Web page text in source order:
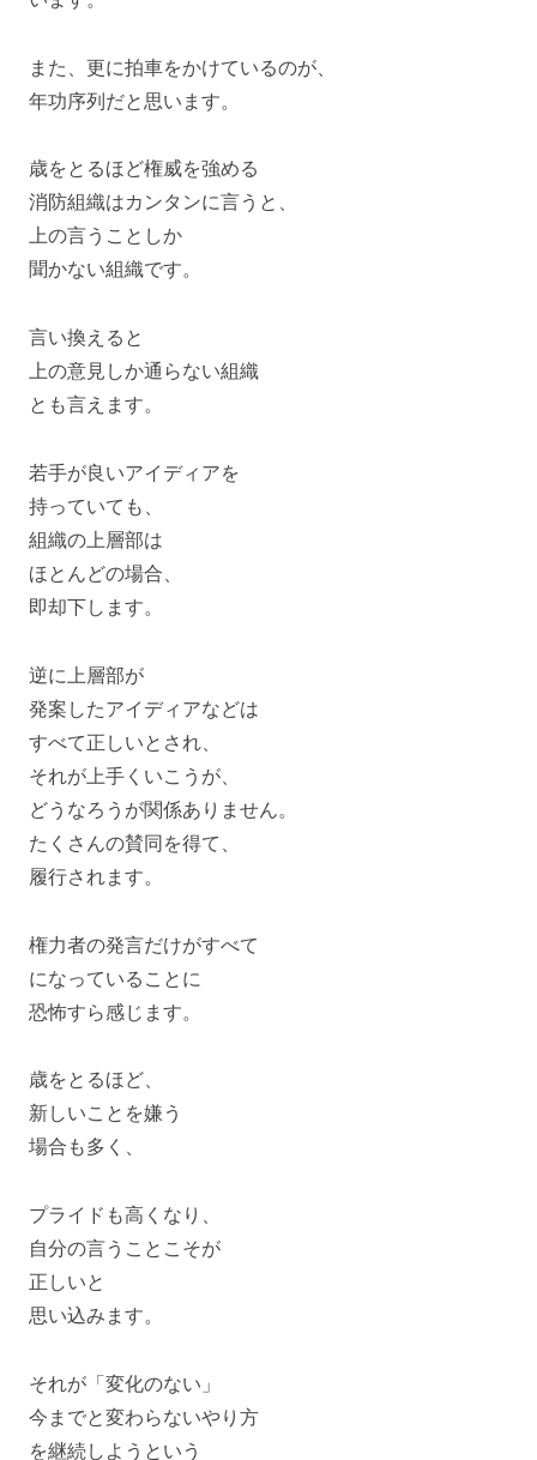
また、更に拍車をかけているのが、
年功序列だと思います。
歳をとるほど権威を強める
消防組織はカンタンに言うと、
上の言うことしか
聞かない組織です。
言い換えると
上の意見しか通らない組織
とも言えます。
若手が良いアイディアを
持っていても、
組織の上層部は
ほとんどの場合、
即却下します。
逆に上層部が
発案したアイディアなどは
すべて正しいとされ、
それが上手くいこうが、
どうなろうが関係ありません。
たくさんの賛同を得て、
履行されます。
権力者の発言だけがすべて
になっていることに
恐怖すら感じます。
歳をとるほど、
新しいことを嫌う
場合も多く、
プライドも高くなり、
自分の言うことこそが
正しいと
思い込みます。
それが「変化のない」
今までと変わらないやり方
を継続しようという